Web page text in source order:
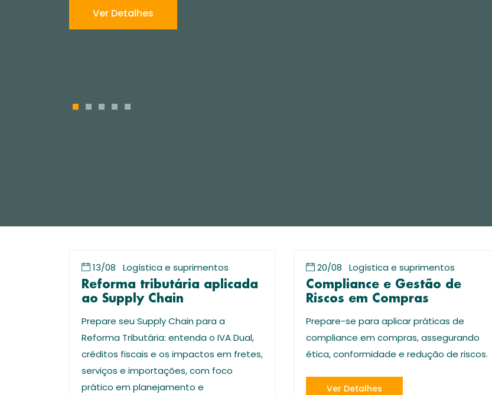
impactos em fretes, serviços e importações, com foco prático em planejamento e
Ver Detalhes
1 2 3 4 5
13/08 Logística e suprimentos
Reforma tributária aplicada
ao Supply Chain
Prepare seu Supply Chain para a
Reforma Tributária: entenda o IVA Dual,
créditos fiscais e os impactos em fretes,
serviços e importações, com foco
prático em planejamento e
20/08 Logística e suprimentos
Compliance e Gestão de
Riscos em Compras
Prepare-se para aplicar práticas de
compliance em compras, assegurando
ética, conformidade e redução de riscos.
Ver Detalhes